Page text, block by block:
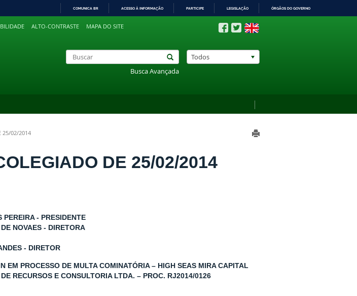
PARA
COMUNICA BR ACESSO À INFORMAÇÃO PARTICIPE LEGISLAÇÃO ÓRGÃOS DO GOVERNO
ALTO-CONTRASTE MAPA DO SITE
Busca Avançada
Todos
25/02/2014
DE 25/02/2014
PEREIRA - PRESIDENTE
NOVAES - DIRETORA
- DIRETOR
EM PROCESSO DE MULTA COMINATÓRIA – HIGH SEAS MIRA CAPITAL
RECURSOS E CONSULTORIA LTDA. – PROC. RJ2014/0126